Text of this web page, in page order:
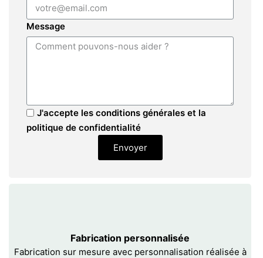
Message
J'accepte les conditions générales et la
politique de confidentialité
Envoyer
Fabrication personnalisée
Fabrication sur mesure avec personnalisation réalisée à